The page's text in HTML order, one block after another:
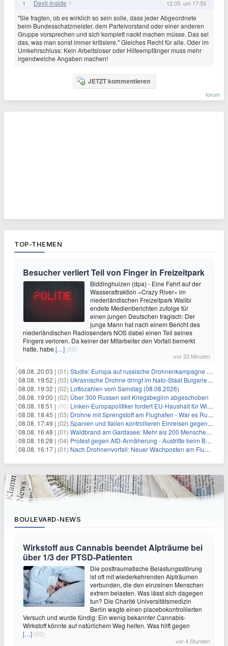
1 Devil-Inside 12.05. um 17:53
"Sie fragten, ob es wirklich so sein solle, dass jeder Abgeordnete
beim Bundesschatzmeister, dem Parteivorstand oder einer anderen
Gruppe vorsprechen und sich komplett nackt machen müsse. Das sei
das, was man sonst immer kritisiere." Gleiches Recht für alle. Oder im
Umkehrschluss: Kein Arbeitsloser oder Hilfeempfänger muss mehr
irgendwelche Angaben machen!
JETZT kommentieren
forum
TOP-THEMEN
Besucher verliert Teil von Finger in Freizeitpark
Biddinghuizen (dpa) - Eine Fahrt auf der
Wasserattraktion «Crazy River» im
niederländischen Freizeitpark Walibi
endete Medienberichten zufolge für
einen jungen Deutschen tragisch: Der
junge Mann hat nach einem Bericht des
niederländischen Radiosenders NOS dabei einen Teil seines
Fingers verloren. Da keiner der Mitarbeiter den Vorfall bemerkt
hatte, habe […] (00)
vor 33 Minuten
08.08. 20:03 | (01) Studie: Europa auf russische Drohnenkampagne unzureichend vorbereitet
08.08. 19:52 | (03) Ukrainische Drohne dringt im Nato-Staat Bulgarien ein
08.08. 19:32 | (02) Lottozahlen vom Samstag (08.08.2026)
08.08. 19:00 | (02) Über 300 Russen seit Kriegsbeginn abgeschoben
08.08. 18:51 | (00) Linken-Europapolitiker fordert EU-Haushalt für Wirtschaftsumbau
08.08. 18:45 | (03) Drohne mit Sprengstoff am Flughafen - War es Russland?
08.08. 17:49 | (02) Spanien und Italien kontrollieren Einreisen gegenseitig
08.08. 16:48 | (01) Waldbrand am Gardasee: Mehr als 200 Menschen evakuiert
08.08. 16:28 | (04) Protest gegen AfD-Annäherung - Austritte beim BSW Sachsen-Anhalt
08.08. 16:17 | (01) Nach Drohnenvorfall: Neuer Wachposten am Flughafen
BOULEVARD-NEWS
Wirkstoff aus Cannabis beendet Alpträume bei
über 1/3 der PTSD-Patienten
Die posttraumatische Belastungsstörung
ist oft mit wiederkehrenden Alpträumen
verbunden, die den einzelnen Menschen
extrem belasten. Was lässt sich dagegen
tun? Die Charité Universitätsmedizin
Berlin wagte einen placebokontrollierten
Versuch und wurde fündig: Ein wenig bekannter Cannabis-
Wirkstoff könnte auf natürlichem Weg helfen. Was hilft gegen
[…] (00)
vor 4 Stunden